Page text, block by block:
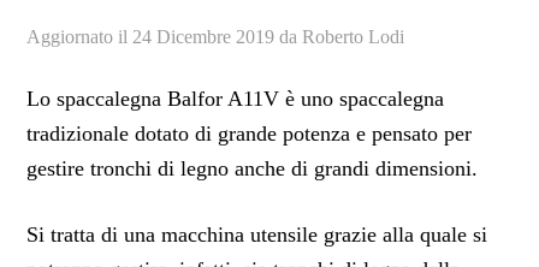
Aggiornato il 24 Dicembre 2019 daRoberto Lodi
Lo spaccalegna Balfor A11V è uno spaccalegna
tradizionale dotato di grande potenza e pensato per
gestire tronchi di legno anche di grandi dimensioni.
Si tratta di una macchina utensile grazie alla quale si